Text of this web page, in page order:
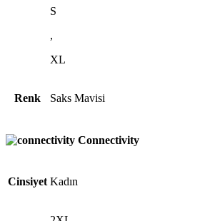
S
,
XL
Renk Saks Mavisi
Connectivity
Cinsiyet Kadın